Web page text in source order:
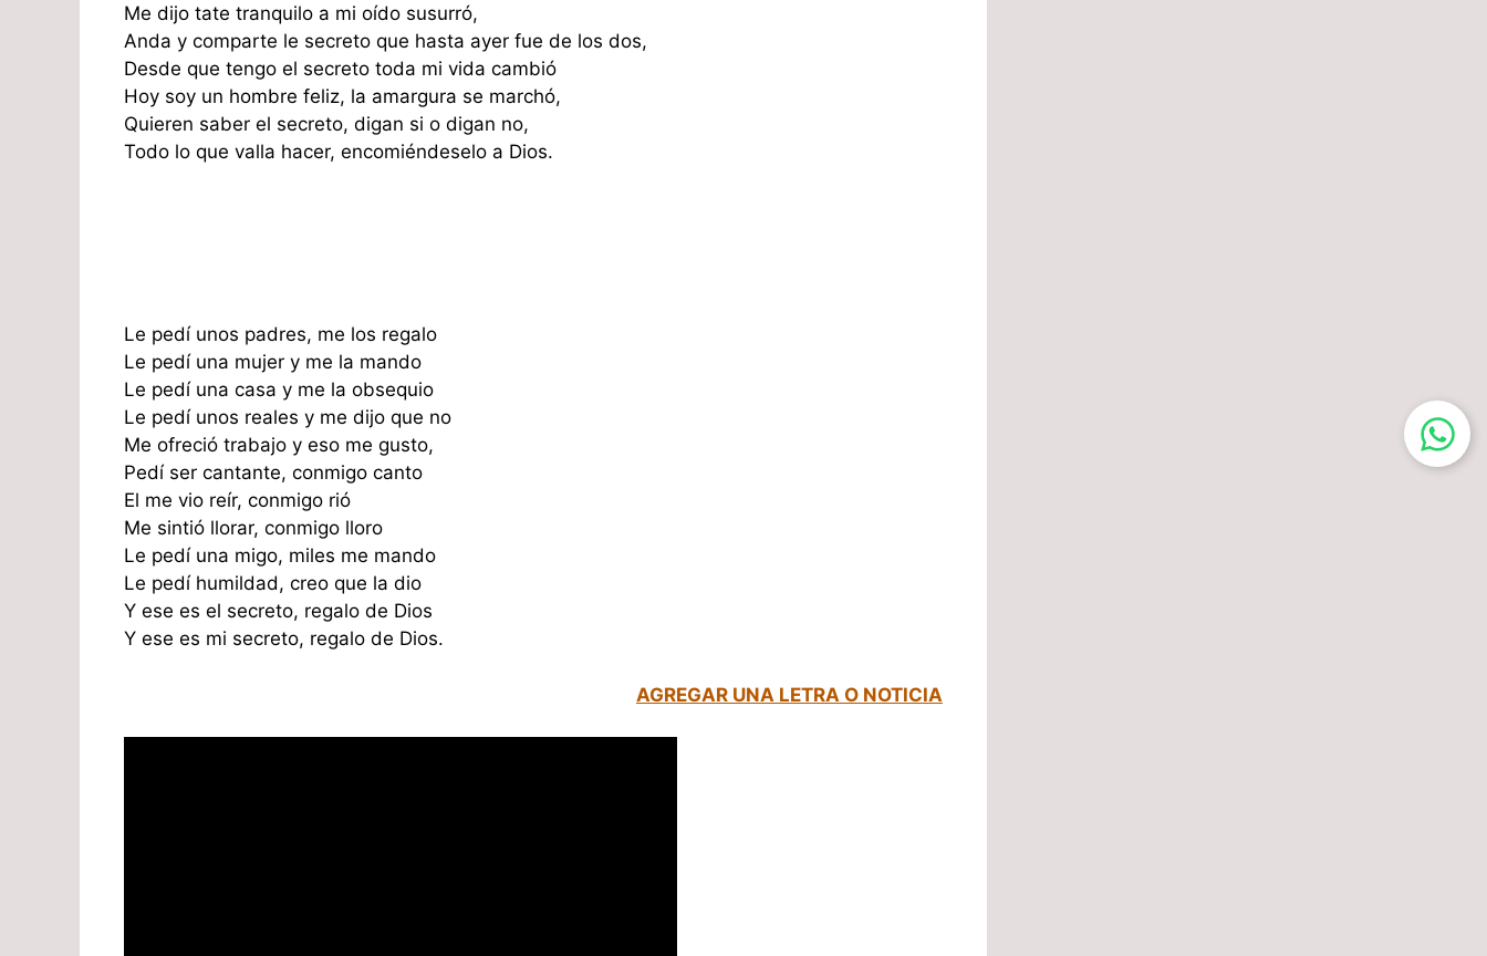
Me dijo tate tranquilo a mi oído susurró,
Anda y comparte le secreto que hasta ayer fue de los dos,
Desde que tengo el secreto toda mi vida cambió
Hoy soy un hombre feliz, la amargura se marchó,
Quieren saber el secreto, digan si o digan no,
Todo lo que valla hacer, encomiéndeselo a Dios.
Le pedí unos padres, me los regalo
Le pedí una mujer y me la mando
Le pedí una casa y me la obsequio
Le pedí unos reales y me dijo que no
Me ofreció trabajo y eso me gusto,
Pedí ser cantante, conmigo canto
El me vio reír, conmigo rió
Me sintió llorar, conmigo lloro
Le pedí una migo, miles me mando
Le pedí humildad, creo que la dio
Y ese es el secreto, regalo de Dios
Y ese es mi secreto, regalo de Dios.
AGREGAR UNA LETRA O NOTICIA